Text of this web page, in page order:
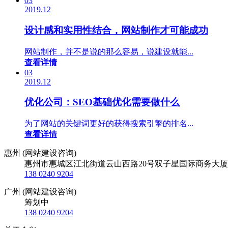
2019.12
设计感和实用性结合，网站制作才可能成功
网站制作，并不是说的那么容易，说建设就能...
查看详情
03
2019.12
优化公司：SEO基础优化需要做什么
为了网站的关键词更好的获得搜索引擎的排名...
查看详情
惠州 (网站建设咨询)
惠州市惠城区江北街道云山西路20号双子星国际商务大
138 0240 9204
广州 (网站建设咨询)
筹划中
138 0240 9204